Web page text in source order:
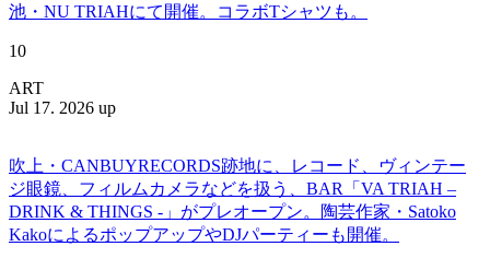
池・NU TRIAHにて開催。コラボTシャツも。
10
ART
Jul 17. 2026 up
吹上・CANBUYRECORDS跡地に、レコード、ヴィンテー
ジ眼鏡、フィルムカメラなどを扱う、BAR「VA TRIAH –
DRINK & THINGS -」がプレオープン。陶芸作家・Satoko
KakoによるポップアップやDJパーティーも開催。